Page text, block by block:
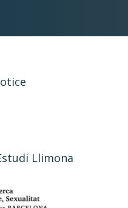
Llimona